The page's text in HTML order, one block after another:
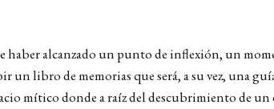
haber alcanzado un punto de inflexión, un
un libro de memorias que será, a su vez, una
mítico donde a raíz del descubrimiento de un